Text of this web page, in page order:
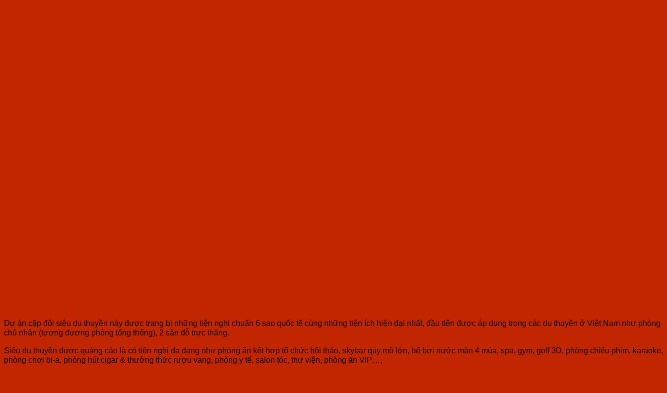
Dự án cặp đôi siêu du thuyền này được trang bị những tiện nghi chuẩn 6 sao quốc tế cùng những tiện ích hiện đại nhất, đầu tiên được áp dụng trong các du thuyền ở Việt Nam như phòng
chủ nhân (tương đương phòng tổng thống), 2 sân đỗ trực thăng.
Siêu du thuyền được quảng cáo là có tiện nghi đa dạng như phòng ăn kết hợp tổ chức hội thảo, skybar quy mô lớn, bể bơi nước mặn 4 mùa, spa, gym, golf 3D, phòng chiếu phim, karaoke,
phòng chơi bi-a, phòng hút cigar & thưởng thức rượu vang, phòng y tế, salon tóc, thư viện, phòng ăn VIP…,